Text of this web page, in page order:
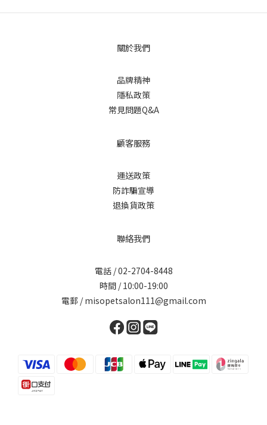
關於我們
品牌精神
隱私政策
常見問題Q&A
顧客服務
運送政策
防詐騙宣導
退換貨政策
聯絡我們
電話 / 02-2704-8448
時間 / 10:00-19:00
電郵 / misopetsalon111@gmail.com